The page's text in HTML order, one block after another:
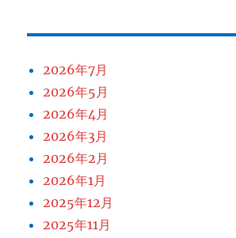
ン
2026年7月
2026年5月
2026年4月
2026年3月
2026年2月
2026年1月
2025年12月
2025年11月